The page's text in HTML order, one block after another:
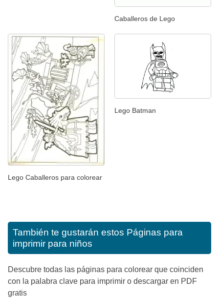
Caballeros de Lego
Lego Caballeros para colorear
Lego Batman
También te gustarán estos Páginas para
imprimir para niños
Descubre todas las páginas para colorear que coinciden
con la palabra clave para imprimir o descargar en PDF
gratis